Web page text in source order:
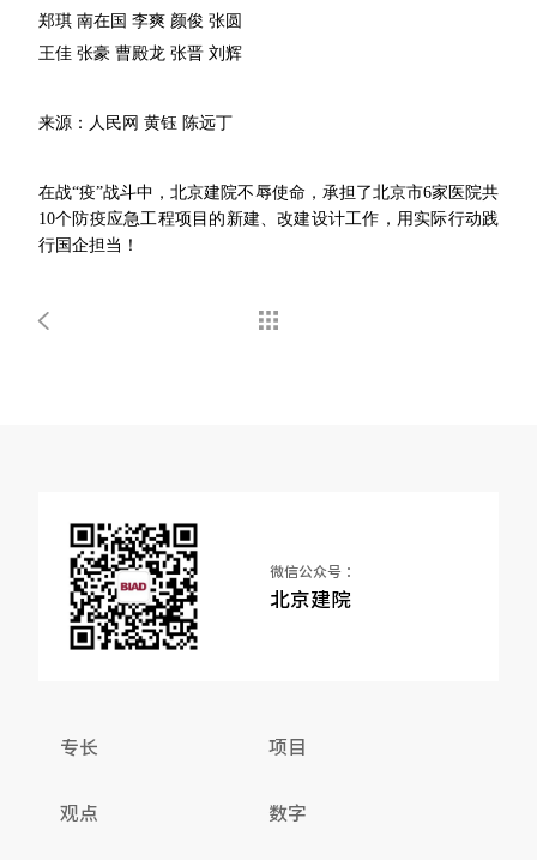
郑琪 南在国 李爽 颜俊 张圆
王佳 张豪 曹殿龙 张晋 刘辉
来源：人民网 黄钰 陈远丁
在战“疫”战斗中，北京建院不辱使命，承担了北京市6家医院共
10个防疫应急工程项目的新建、改建设计工作，用实际行动践
行国企担当！
微信公众号 ：
北京建院
专长 项目
观点 数字